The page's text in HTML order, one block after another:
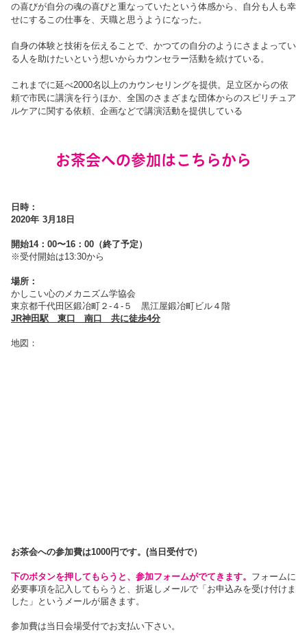
の喜びが自分の魂の喜びと重なっていたという体感から、自分も人も幸
せにするこの仕事を、天職と思うようになった。
自身の体験と技術を伝えることで、かつての自分のようにさまよってい
る人を助けたいという想いからカウンセラー活動を続けている。
これまでに延べ2000名以上のカウンセリングを提供。足立区からの依
頼で市民に講演を行うほか、全国のさまざまな団体からのスピリチュア
ルケアに関する依頼、企画などで講演活動を提供している
お茶会への参加はこちらから
日時：
2020年 3月18日
開始14：00〜16：00（終了予定）
※受付開始は13:30から
場所：
かしこい心のメカニズム学協会
東京都千代田区鍛冶町２-４-５ 黒江屋鍛冶町ビル４階
JR神田駅 東口 南口 共に徒歩4分
地図：
お茶会への参加費は1000円です。(当日受付で）
下のボタンを押してもらうと、参加フォームがでてきます。 フォームに
必要事項を記入してもらうと、折返しメールで「お申込みを受け付けま
した」というメールが届きます。
参加費は当日会場受付でお支払い下さい。